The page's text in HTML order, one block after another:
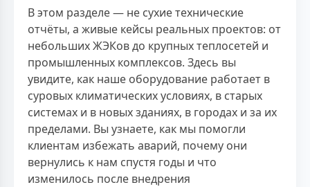
В этом разделе — не сухие технические
отчёты, а живые кейсы реальных проектов: от
небольших ЖЭКов до крупных теплосетей и
промышленных комплексов. Здесь вы
увидите, как наше оборудование работает в
суровых климатических условиях, в старых
системах и в новых зданиях, в городах и за их
пределами. Вы узнаете, как мы помогли
клиентам избежать аварий, почему они
вернулись к нам спустя годы и что
изменилось после внедрения